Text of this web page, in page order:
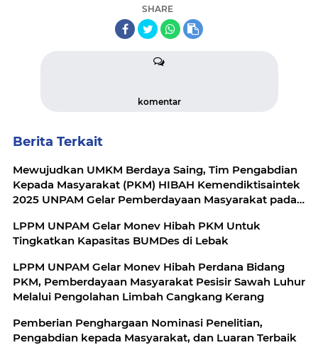
SHARE
komentar
Berita Terkait
Mewujudkan UMKM Berdaya Saing, Tim Pengabdian
Kepada Masyarakat (PKM) HIBAH Kemendiktisaintek
2025 UNPAM Gelar Pemberdayaan Masyarakat pada
Inat
LPPM UNPAM Gelar Monev Hibah PKM Untuk
Tingkatkan Kapasitas BUMDes di Lebak
LPPM UNPAM Gelar Monev Hibah Perdana Bidang
PKM, Pemberdayaan Masyarakat Pesisir Sawah Luhur
Melalui Pengolahan Limbah Cangkang Kerang
Pemberian Penghargaan Nominasi Penelitian,
Pengabdian kepada Masyarakat, dan Luaran Terbaik